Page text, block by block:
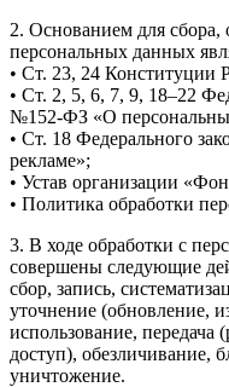
2. Основанием для сбора,
персональных данных
• Ст. 23, 24 Конституции
• Ст. 2, 5, 6, 7, 9, 18–22
№152-ФЗ «О
• Ст. 18 Федерального
рекламе»;
• Устав организации
• Политика обработки
3. В ходе обработки с
совершены следующие
сбор, запись,
уточнение (обновление,
использование, передача
доступ), обезличивание,
уничтожение.